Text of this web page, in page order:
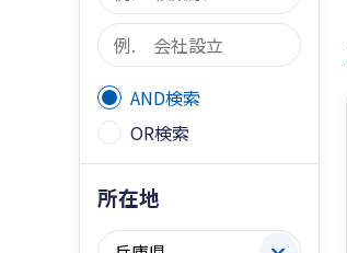
AND検索
OR検索
所在地